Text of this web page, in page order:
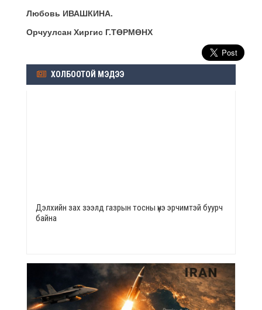
Любовь ИВАШКИНА.
Орчуулсан Хиргис Г.ТӨРМӨНХ
ХОЛБООТОЙ МЭДЭЭ
Дэлхийн зах зээлд газрын тосны үнэ эрчимтэй буурч
байна